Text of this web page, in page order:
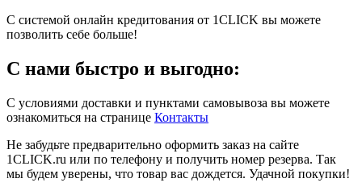
С системой онлайн кредитования от 1CLICK вы можете
позволить себе больше!
С нами быстро и выгодно:
С условиями доставки и пунктами самовывоза вы можете
ознакомиться на странице Контакты
Не забудьте предварительно оформить заказ на сайте
1CLICK.ru или по телефону и получить номер резерва. Так
мы будем уверены, что товар вас дождется. Удачной покупки!